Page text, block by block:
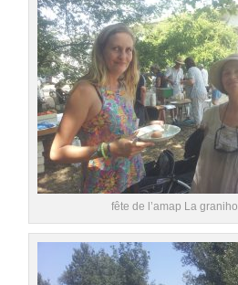
fête de l’amap La graniho